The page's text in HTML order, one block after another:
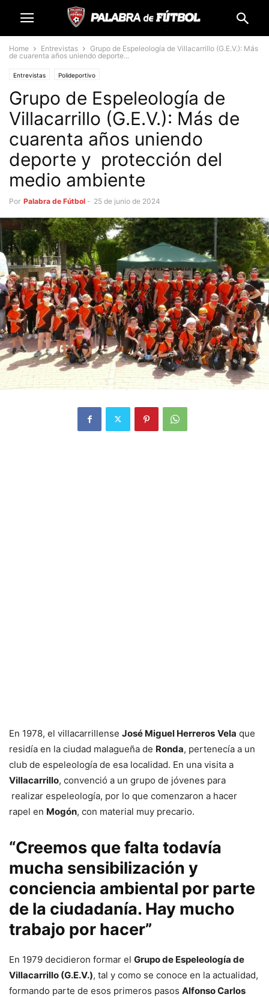
Home Entrevistas
Grupo de Espeleología de Villacarrillo (G.E.V.): Más
de cuarenta años uniendo deporte...
Entrevistas Polideportivo
Grupo de Espeleología de
Villacarrillo (G.E.V.): Más de
cuarenta años uniendo
deporte y protección del
medio ambiente
Por Palabra de Fútbol - 25 de junio de 2024
En 1978, el villacarrillense José Miguel Herreros Vela que
residía en la ciudad malagueña de Ronda, pertenecía a un
club de espeleología de esa localidad. En una visita a
Villacarrillo, convenció a un grupo de jóvenes para
realizar espeleología, por lo que comenzaron a hacer
rapel en Mogón, con material muy precario.
“Creemos que falta todavía
mucha sensibilización y
conciencia ambiental por parte
de la ciudadanía. Hay mucho
trabajo por hacer”
En 1979 decidieron formar el Grupo de Espeleología de
Villacarrillo (G.E.V.), tal y como se conoce en la actualidad,
formando parte de esos primeros pasos Alfonso Carlos